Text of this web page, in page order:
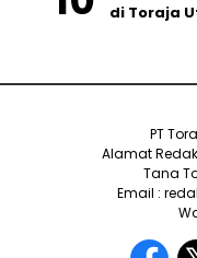
di Toraja
PT
Alamat
Tana
Email :